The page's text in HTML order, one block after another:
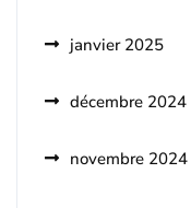
janvier 2025
décembre 2024
novembre 2024